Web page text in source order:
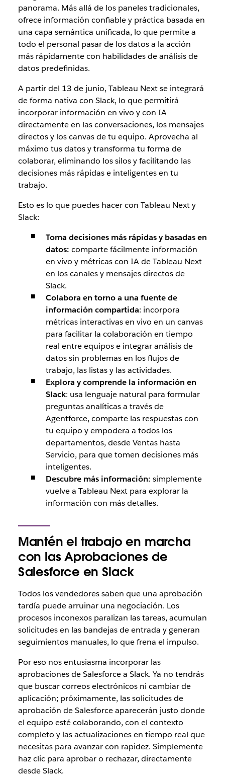
panorama. Más allá de los paneles tradicionales,
ofrece información confiable y práctica basada en
una capa semántica unificada, lo que permite a
todo el personal pasar de los datos a la acción
más rápidamente con habilidades de análisis de
datos predefinidas.
A partir del 13 de junio, Tableau Next se integrará
de forma nativa con Slack, lo que permitirá
incorporar información en vivo y con IA
directamente en las conversaciones, los mensajes
directos y los canvas de tu equipo. Aprovecha al
máximo tus datos y transforma tu forma de
colaborar, eliminando los silos y facilitando las
decisiones más rápidas e inteligentes en tu
trabajo.
Esto es lo que puedes hacer con Tableau Next y
Slack:
Toma decisiones más rápidas y basadas en
datos: comparte fácilmente información
en vivo y métricas con IA de Tableau Next
en los canales y mensajes directos de
Slack.
Colabora en torno a una fuente de
información compartida: incorpora
métricas interactivas en vivo en un canvas
para facilitar la colaboración en tiempo
real entre equipos e integrar análisis de
datos sin problemas en los flujos de
trabajo, las listas y las actividades.
Explora y comprende la información en
Slack: usa lenguaje natural para formular
preguntas analíticas a través de
Agentforce, comparte las respuestas con
tu equipo y empodera a todos los
departamentos, desde Ventas hasta
Servicio, para que tomen decisiones más
inteligentes.
Descubre más información: simplemente
vuelve a Tableau Next para explorar la
información con más detalles.
Mantén el trabajo en marcha
con las Aprobaciones de
Salesforce en Slack
Todos los vendedores saben que una aprobación
tardía puede arruinar una negociación. Los
procesos inconexos paralizan las tareas, acumulan
solicitudes en las bandejas de entrada y generan
seguimientos manuales, lo que frena el impulso.
Por eso nos entusiasma incorporar las
aprobaciones de Salesforce a Slack. Ya no tendrás
que buscar correos electrónicos ni cambiar de
aplicación; próximamente, las solicitudes de
aprobación de Salesforce aparecerán justo donde
el equipo esté colaborando, con el contexto
completo y las actualizaciones en tiempo real que
necesitas para avanzar con rapidez. Simplemente
haz clic para aprobar o rechazar, directamente
desde Slack.